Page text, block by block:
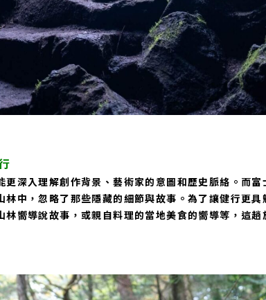
深入理解創作背景、藝術家的意圖和歷史脈絡。而
中，忽略了那些隱藏的細節與故事。為了讓健行更
嚮導說故事，或親自料理的當地美食的嚮導等，這